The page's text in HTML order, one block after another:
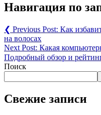
Навигация по
❮ Previous Post: Как
на волосах
Next Post: Какая
Подробный обзор и
Поиск
Свежие записи